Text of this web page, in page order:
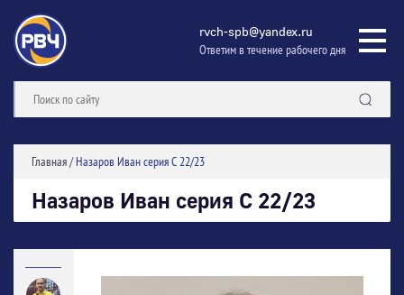
rvch-spb@yandex.ru
Ответим в течение рабочего дня
Главная/Назаров Иван серия С 22/23
Назаров Иван серия С 22/23